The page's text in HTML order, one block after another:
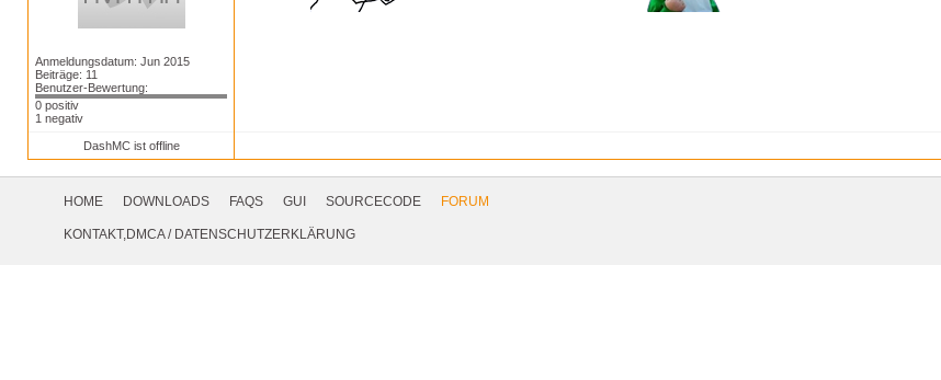
Anmeldungsdatum: Jun 2015
Beiträge: 11
Benutzer-Bewertung:
0 positiv
1 negativ
DashMC ist offline
NavigationHOME DOWNLOADS FAQS GUI SOURCECODE
FORUM
KONTAKT,DMCA/ DATENSCHUTZERKLÄRUNG